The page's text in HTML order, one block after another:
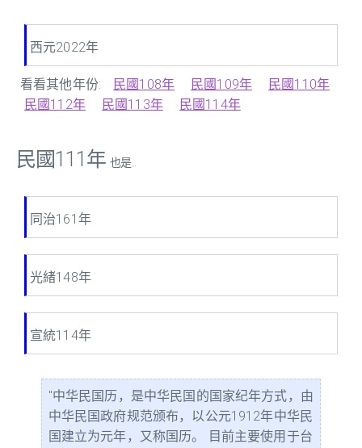
西元2022年
看看其他年份: 民國108年 民國109年
民國110年
民國112年
民國113年 民國114年
民國111年 也是...
同治161年
光緒148年
宣統114年
"中华民国历，是中华民国的国家纪年方式，由
中华民国政府规范颁布，以公元1912年中华民
国建立为元年，又称国历。 目前主要使用于台